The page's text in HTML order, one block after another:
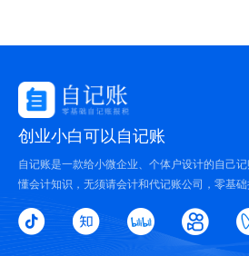
创业小白可以自记账
自记账是一款给小微企业、个体户设计的自己
懂会计知识，无须请会计和代记账公司，零基础